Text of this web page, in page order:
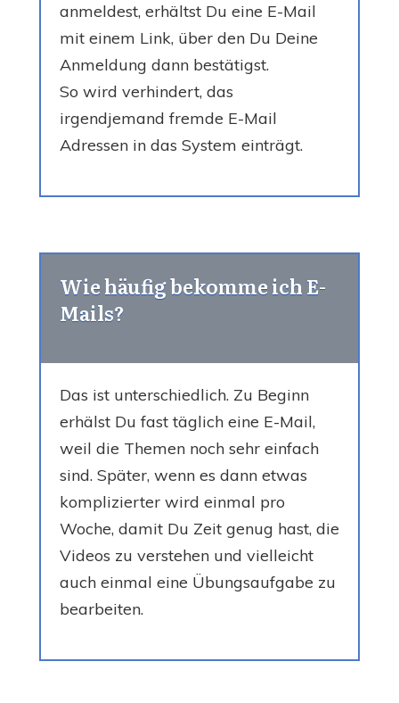
anmeldest, erhältst Du eine E-Mail
mit einem Link, über den Du Deine
Anmeldung dann bestätigst.
So wird verhindert, das
irgendjemand fremde E-Mail
Adressen in das System einträgt.
Wie häufig bekomme ich E-
Mails?
Das ist unterschiedlich. Zu Beginn
erhälst Du fast täglich eine E-Mail,
weil die Themen noch sehr einfach
sind. Später, wenn es dann etwas
komplizierter wird einmal pro
Woche, damit Du Zeit genug hast, die
Videos zu verstehen und vielleicht
auch einmal eine Übungsaufgabe zu
bearbeiten.